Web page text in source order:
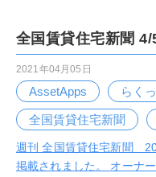
全国賃貸住宅新聞
2021年04月05日
AssetApps らく
全国賃貸住宅新聞
週刊 全国賃貸住宅新聞
掲載されました。 オーナ